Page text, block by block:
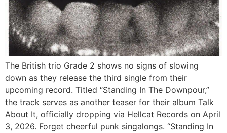
The British trio Grade 2 shows no signs of slowing
down as they release the third single from their
upcoming record. Titled “Standing In The Downpour,”
the track serves as another teaser for their album Talk
About It, officially dropping via Hellcat Records on April
3, 2026. Forget cheerful punk singalongs. “Standing In